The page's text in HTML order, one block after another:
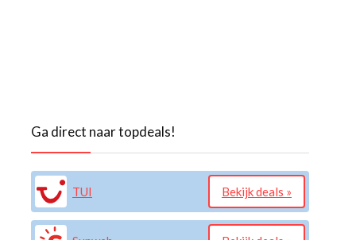
Ga direct naar topdeals!
TUI Bekijk deals »